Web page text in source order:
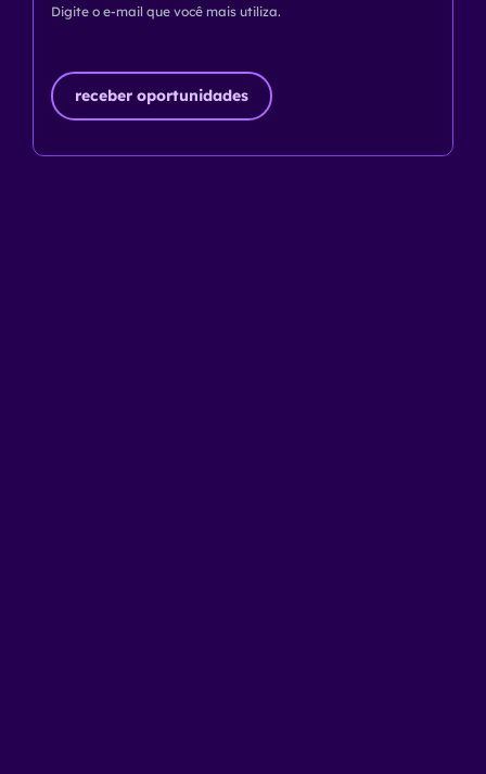
Digite o e-mail que você mais utiliza.
receber oportunidades